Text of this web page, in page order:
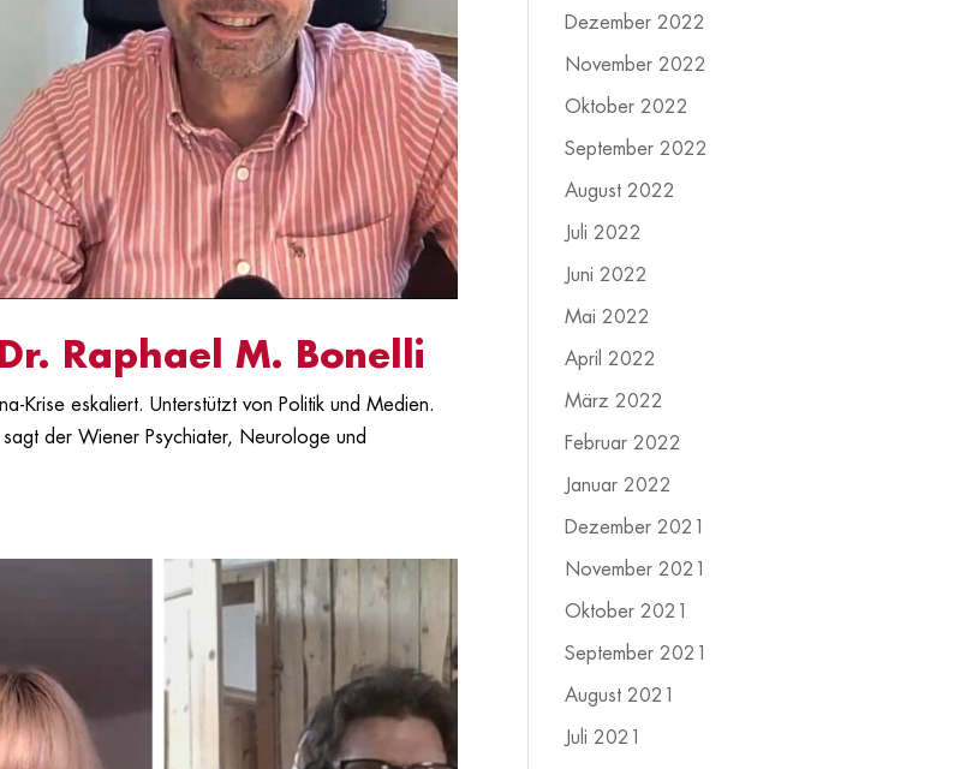
Raphael M. Bonelli
Krise eskaliert. Unterstützt von Politik und Medien.
der Wiener Psychiater, Neurologe und
Dezember 2022
November 2022
Oktober 2022
September 2022
August 2022
Juli 2022
Juni 2022
Mai 2022
April 2022
März 2022
Februar 2022
Januar 2022
Dezember 2021
November 2021
Oktober 2021
September 2021
August 2021
Juli 2021